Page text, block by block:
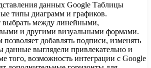
данных Google Таблицы
типы диаграмм и графиков.
выбрать между линейными,
и другими визуальными формами.
добавлять подписи, изменять
данные выглядели привлекательно и
того, возможность интеграции с Google